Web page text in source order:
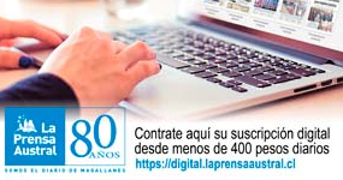
Portuarias, que se impartirán tanto en la capital
regional como en Puerto Natales, son ejemplos
claros de formación técnica orientada a los
desafíos productivos actuales.
También cabe destacar la expansión territorial,
con las nuevas sedes en Punta Arenas y Puerto
Natales.